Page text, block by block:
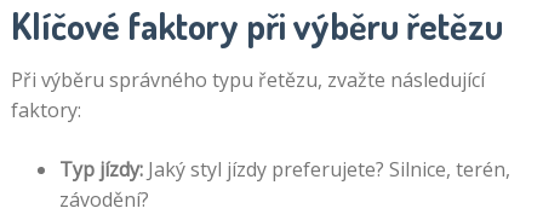
Klíčové faktory při výběru řetězu
Při výběru správného typu řetězu, zvažte následující
faktory:
Typ jízdy:Jaký styl jízdy preferujete? Silnice, terén,
závodění?